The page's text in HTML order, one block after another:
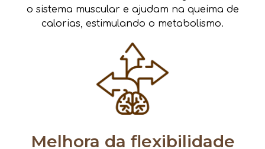
o sistema muscular e ajudam na queima de
calorias, estimulando o metabolismo.
Melhora da flexibilidade